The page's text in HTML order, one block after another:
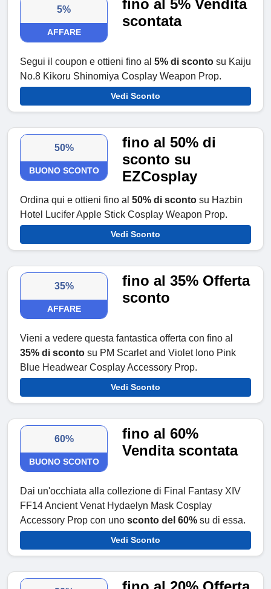
5%
AFFARE
fino al 5% Vendita
scontata
Segui il coupon e ottieni fino al 5% di sconto su Kaiju
No.8 Kikoru Shinomiya Cosplay Weapon Prop.
Vedi Sconto
50%
BUONO SCONTO
fino al 50% di
sconto su
EZCosplay
Ordina qui e ottieni fino al 50% di sconto su Hazbin
Hotel Lucifer Apple Stick Cosplay Weapon Prop.
Vedi Sconto
35%
AFFARE
fino al 35% Offerta
sconto
Vieni a vedere questa fantastica offerta con fino al
35% di sconto su PM Scarlet and Violet Iono Pink
Blue Headwear Cosplay Accessory Prop.
Vedi Sconto
60%
BUONO SCONTO
fino al 60%
Vendita scontata
Dai un'occhiata alla collezione di Final Fantasy XIV
FF14 Ancient Venat Hydaelyn Mask Cosplay
Accessory Prop con uno sconto del 60% su di essa.
Vedi Sconto